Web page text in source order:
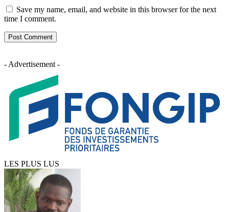
Save my name, email, and website in this browser for the next
time I comment.
- Advertisement -
LES PLUS LUS